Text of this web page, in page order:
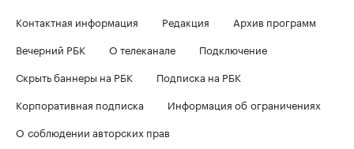
Контактная информация Редакция
Архив программ
Вечерний РБК
О телеканале
Подключение
Скрыть баннеры на РБК
Подписка на РБК
Корпоративная подписка
Информация об ограничениях
О соблюдении авторских прав